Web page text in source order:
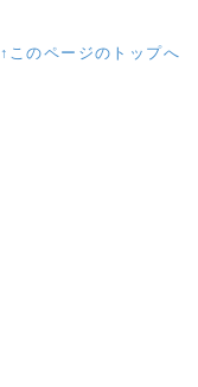
↑このページのトップへ